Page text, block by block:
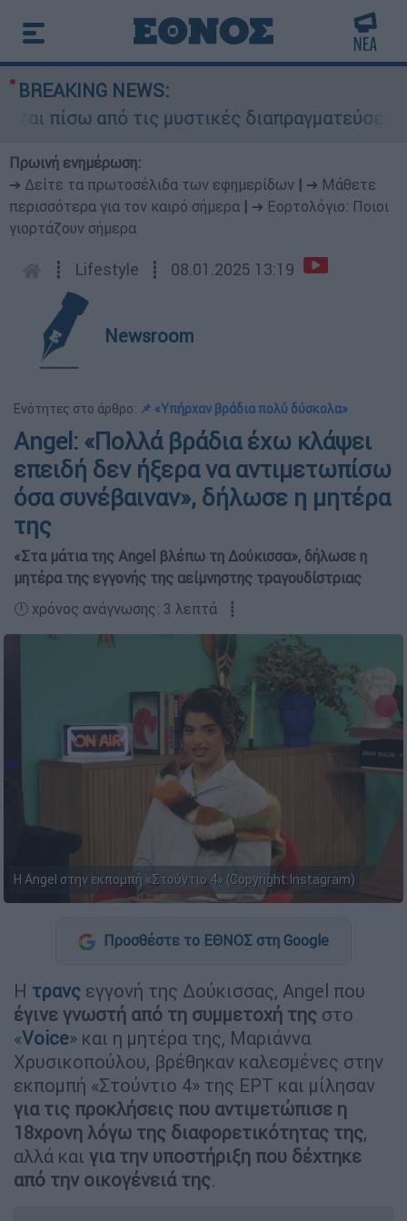
BREAKING NEWS:
από τις μυστικές διαπραγματεύσεις και
Πρωινή ενημέρωση:
➔ Δείτε τα πρωτοσέλιδα των εφημερίδων
➔ Μάθετε
περισσότερα για τον καιρό σήμερα
➔ Εορτολόγιο: Ποιοι
γιορτάζουν σήμερα
┋ Lifestyle ┋ 08.01.2025 13:19
Newsroom
Ενότητες στο άρθρο: 📌 «Υπήρχαν βράδια πολύ δύσκολα»
Angel: «Πολλά βράδια έχω κλάψει
επειδή δεν ήξερα να αντιμετωπίσω
όσα συνέβαιναν», δήλωσε η μητέρα
της
«Στα μάτια της Angel βλέπω τη Δούκισσα», δήλωσε η
μητέρα της εγγονής της αείμνηστης τραγουδίστριας
🕛 χρόνος ανάγνωσης: 3 λεπτά ┋
Η Angel στην εκπομπή «Στούντιο 4» (Copyright:Instagram)
Προσθέστε το ΕΘΝΟΣ στη Google
Η τρανς εγγονή της Δούκισσας, Angel που
έγινε γνωστή από τη συμμετοχή της στο
«Voice» και η μητέρα της, Μαριάννα
Χρυσικοπούλου, βρέθηκαν καλεσμένες στην
εκπομπή «Στούντιο 4» της ΕΡΤ και μίλησαν
για τις προκλήσεις που αντιμετώπισε η
18χρονη λόγω της διαφορετικότητας της,
αλλά και για την υποστήριξη που δέχτηκε
από την οικογένειά της.